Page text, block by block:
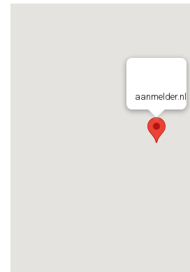
aanmelder.nl